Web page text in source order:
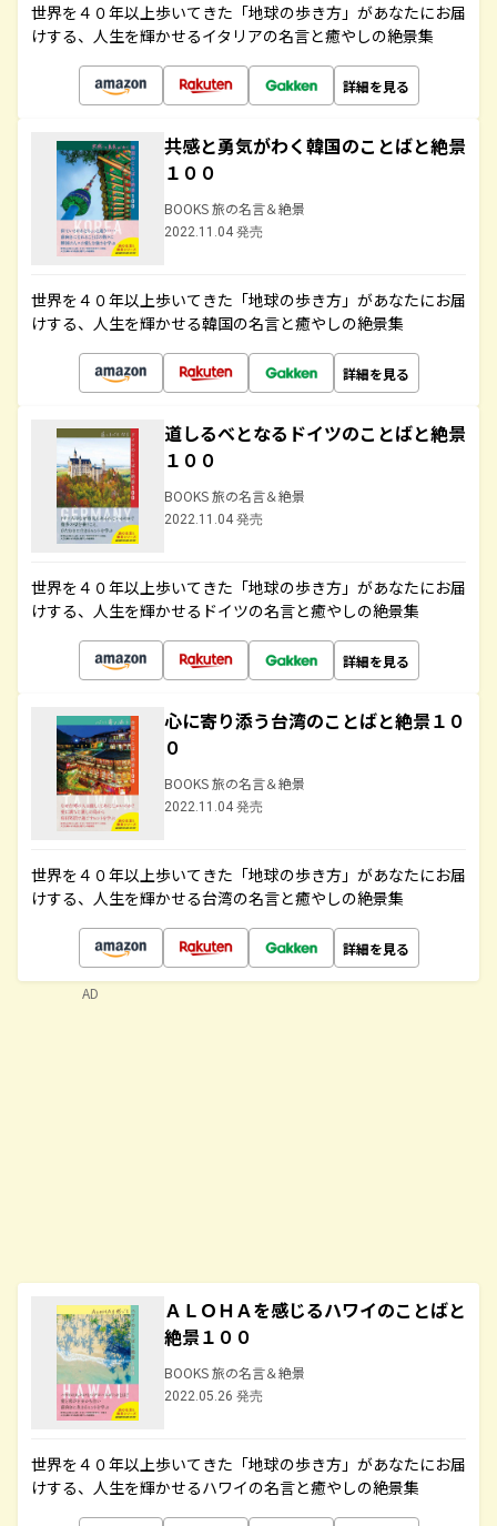
世界を４０年以上歩いてきた「地球の歩き方」があなたにお届
けする、人生を輝かせるイタリアの名言と癒やしの絶景集
詳細を見る
共感と勇気がわく韓国のことばと絶景
１００
BOOKS 旅の名言＆絶景
2022.11.04 発売
世界を４０年以上歩いてきた「地球の歩き方」があなたにお届
けする、人生を輝かせる韓国の名言と癒やしの絶景集
詳細を見る
道しるべとなるドイツのことばと絶景
１００
BOOKS 旅の名言＆絶景
2022.11.04 発売
世界を４０年以上歩いてきた「地球の歩き方」があなたにお届
けする、人生を輝かせるドイツの名言と癒やしの絶景集
詳細を見る
心に寄り添う台湾のことばと絶景１０
０
BOOKS 旅の名言＆絶景
2022.11.04 発売
世界を４０年以上歩いてきた「地球の歩き方」があなたにお届
けする、人生を輝かせる台湾の名言と癒やしの絶景集
詳細を見る
ＡＬＯＨＡを感じるハワイのことばと
絶景１００
BOOKS 旅の名言＆絶景
2022.05.26 発売
世界を４０年以上歩いてきた「地球の歩き方」があなたにお届
けする、人生を輝かせるハワイの名言と癒やしの絶景集
AD